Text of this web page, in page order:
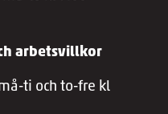
arbetsvillkor
ti och to-fre kl